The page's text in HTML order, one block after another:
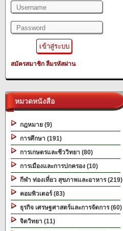
สมัครสมาชิก ลืมรหัสผ่าน
หมวดหนังสือ
กฎหมาย (9)
การศึกษา (191)
การเกษตรและชีววิทยา (80)
การเมืองและการปกครอง (10)
กีฬา ท่องเที่ยว สุขภาพและอาหาร (219)
คอมพิวเตอร์ (83)
ธุรกิจ เศรษฐศาสตร์และการจัดการ (60)
จิตวิทยา (11)